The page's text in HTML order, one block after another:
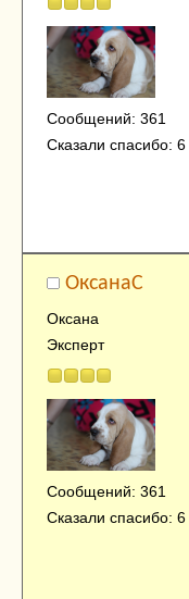
Сообщений: 361
Сказали спасибо: 6
ОксанаC
Оксана
Эксперт
Сообщений: 361
Сказали спасибо: 6